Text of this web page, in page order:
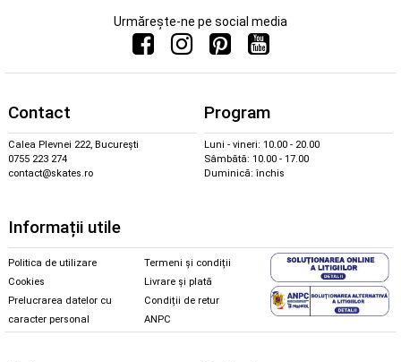
Urmărește-ne pe social media
Contact
Calea Plevnei 222, București
0755 223 274
contact@skates.ro
Program
Luni - vineri: 10.00 - 20.00
Sâmbătă: 10.00 - 17.00
Duminică: închis
Informații utile
Politica de utilizare
Cookies
Prelucrarea datelor cu
caracter personal
Termeni și condiții
Livrare și plată
Condiții de retur
ANPC